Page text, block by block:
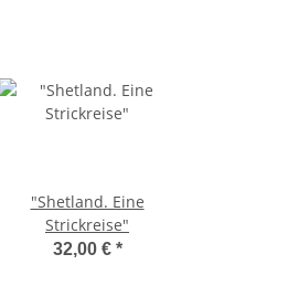
"Shetland. Eine
Strickreise"
32,00 € *